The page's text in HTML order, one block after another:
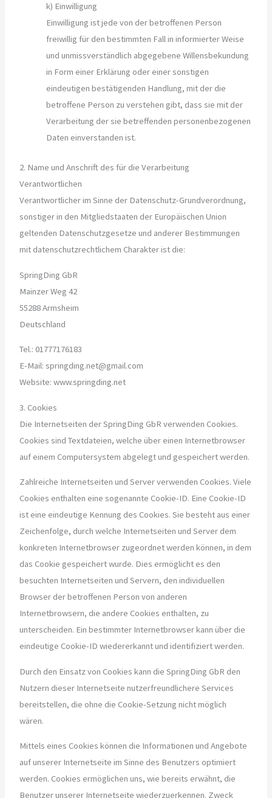
k) Einwilligung
Einwilligung ist jede von der betroffenen Person
freiwillig für den bestimmten Fall in informierter Weise
und unmissverständlich abgegebene Willensbekundung
in Form einer Erklärung oder einer sonstigen
eindeutigen bestätigenden Handlung, mit der die
betroffene Person zu verstehen gibt, dass sie mit der
Verarbeitung der sie betreffenden personenbezogenen
Daten einverstanden ist.
2. Name und Anschrift des für die Verarbeitung
Verantwortlichen
Verantwortlicher im Sinne der Datenschutz-Grundverordnung,
sonstiger in den Mitgliedstaaten der Europäischen Union
geltenden Datenschutzgesetze und anderer Bestimmungen
mit datenschutzrechtlichem Charakter ist die:
SpringDing GbR
Mainzer Weg 42
55288 Armsheim
Deutschland
Tel.: 01777176183
E-Mail: springding.net@gmail.com
Website: www.springding.net
3. Cookies
Die Internetseiten der SpringDing GbR verwenden Cookies.
Cookies sind Textdateien, welche über einen Internetbrowser
auf einem Computersystem abgelegt und gespeichert werden.
Zahlreiche Internetseiten und Server verwenden Cookies. Viele
Cookies enthalten eine sogenannte Cookie-ID. Eine Cookie-ID
ist eine eindeutige Kennung des Cookies. Sie besteht aus einer
Zeichenfolge, durch welche Internetseiten und Server dem
konkreten Internetbrowser zugeordnet werden können, in dem
das Cookie gespeichert wurde. Dies ermöglicht es den
besuchten Internetseiten und Servern, den individuellen
Browser der betroffenen Person von anderen
Internetbrowsern, die andere Cookies enthalten, zu
unterscheiden. Ein bestimmter Internetbrowser kann über die
eindeutige Cookie-ID wiedererkannt und identifiziert werden.
Durch den Einsatz von Cookies kann die SpringDing GbR den
Nutzern dieser Internetseite nutzerfreundlichere Services
bereitstellen, die ohne die Cookie-Setzung nicht möglich
wären.
Mittels eines Cookies können die Informationen und Angebote
auf unserer Internetseite im Sinne des Benutzers optimiert
werden. Cookies ermöglichen uns, wie bereits erwähnt, die
Benutzer unserer Internetseite wiederzuerkennen. Zweck